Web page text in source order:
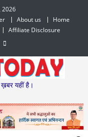
2026
About us
Home
Affiliate Disclosure
यहीं है।